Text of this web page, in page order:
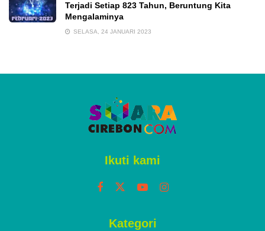
Terjadi Setiap 823 Tahun, Beruntung Kita
Mengalaminya
SELASA, 24 JANUARI 2023
Ikuti kami
Kategori